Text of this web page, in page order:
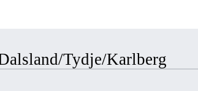
Tydje/Karlberg